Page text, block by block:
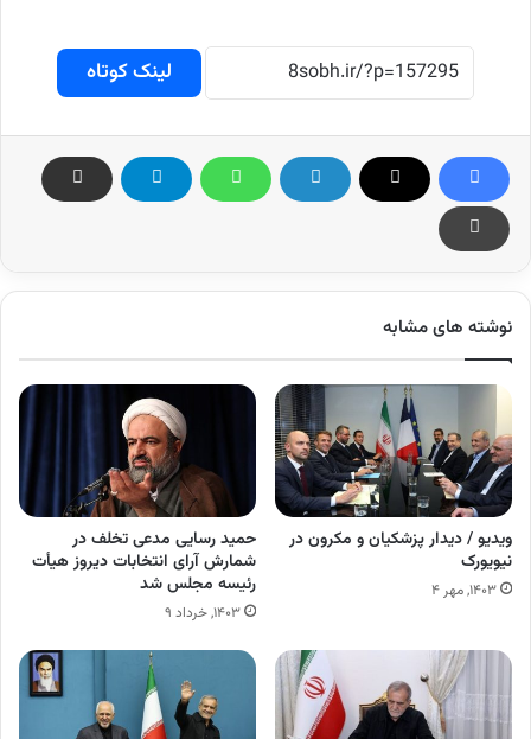
لینک کوتاه
نوشته های مشابه
ویدیو / دیدار پزشکیان و مکرون در
نیویورک
۱۴۰۳, مهر ۴
حمید رسایی مدعی تخلف در
شمارش آرای انتخابات دیروز هیأت
رئیسه مجلس شد
۱۴۰۳, خرداد ۹